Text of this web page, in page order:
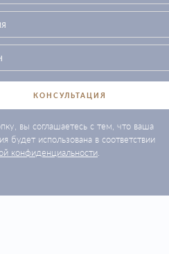
КОНСУЛЬТАЦИЯ
вы соглашаетесь с тем, что ваша
будет использована в соответствии
конфиденциальности